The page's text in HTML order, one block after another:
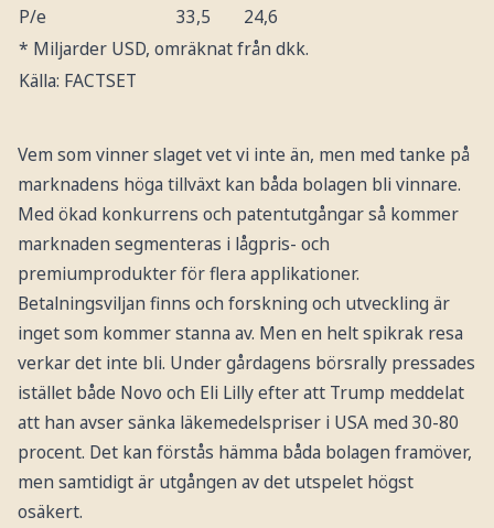
P/e
33,5
24,6
* Miljarder USD, omräknat från dkk.
Källa: FACTSET
Vem som vinner slaget vet vi inte än, men med tanke på
marknadens höga tillväxt kan båda bolagen bli vinnare.
Med ökad konkurrens och patentutgångar så kommer
marknaden segmenteras i lågpris- och
premiumprodukter för flera applikationer.
Betalningsviljan finns och forskning och utveckling är
inget som kommer stanna av. Men en helt spikrak resa
verkar det inte bli. Under gårdagens börsrally pressades
istället både Novo och Eli Lilly efter att Trump meddelat
att han avser sänka läkemedelspriser i USA med 30-80
procent. Det kan förstås hämma båda bolagen framöver,
men samtidigt är utgången av det utspelet högst
osäkert.